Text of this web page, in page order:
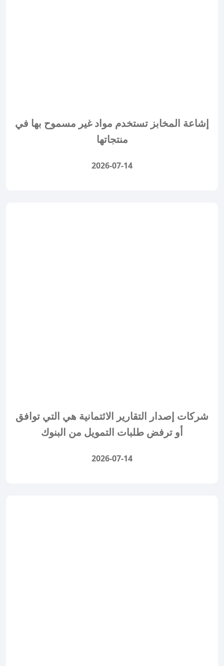
إشاعة المخابز تستخدم مواد غير مسموح بها في
منتجاتها
2026-07-14
شركات إصدار التقارير الائتمانية هي التي توافق
أو ترفض طلبات التمويل من البنوك
2026-07-14